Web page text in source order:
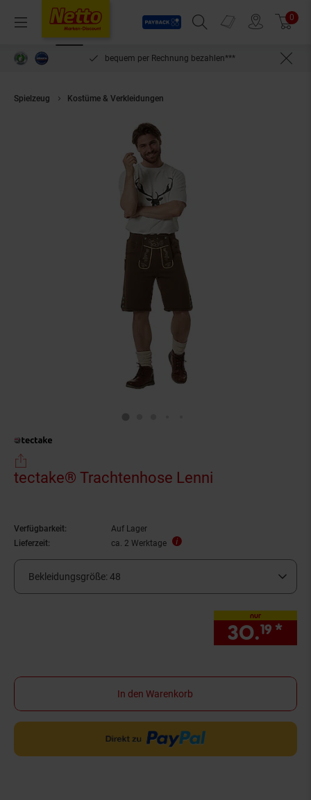
Menü
Payback
Suchfeld einblenden
Prospekte 0
bequem per Rechnung bezahlen***
Spielzeug Kostüme & Verkleidungen
tectake® Trachtenhose Lenni
Verfügbarkeit:
Auf Lager
Lieferzeit:
ca. 2 Werktage
Bekleidungsgröße: 48
nur
30.19 *
In den Warenkorb